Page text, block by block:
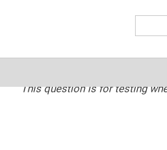
This question is for testing